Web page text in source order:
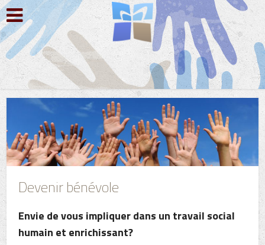
Devenir bénévole
Envie de vous impliquer dans un travail social
humain et enrichissant?